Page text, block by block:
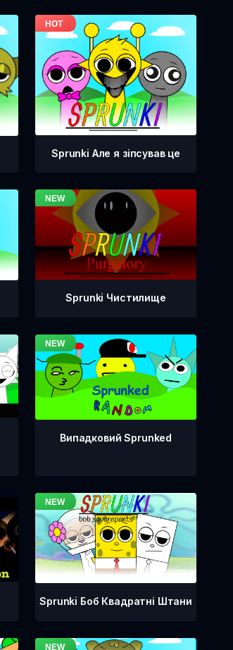
Sprunki Але я зіпсував це
Sprunki Чистилище
Випадковий Sprunked
Sprunki Боб Квадратні Штани